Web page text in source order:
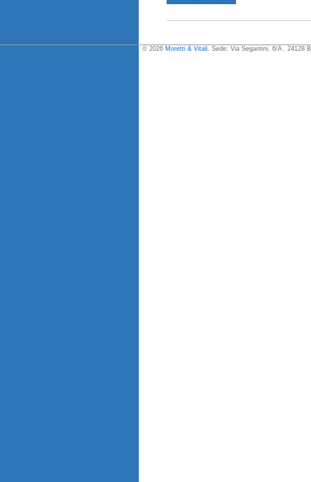
© 2026 Moretti & Vitali. Sede: Via Segantini, 6/A . 24128